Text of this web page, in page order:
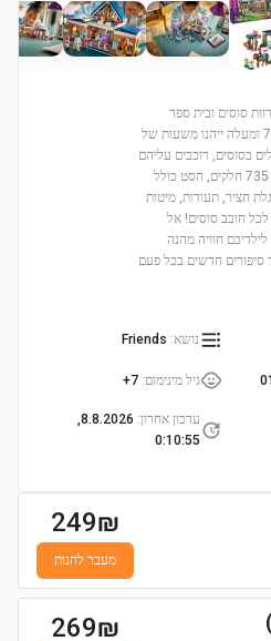
סוסים ובית ספר
לרכיבה (42688)! ילדים בגיל 7 ומעלה ייהנו משעות של
בסוסים, רוכבים עליהם
ומבצעים קפיצות מרהיבות. עם 735 חלקים, הסט כולל
חציר, תעודות, מיטות
לכל חובב סוסים! אל
חוויה מהנה
סיפורים חדשים בכל פעם
נושא:
Friends
גיל מינימום:
7+
עדכון אחרון:
8.8.2026,
0:10:55
249₪
מעבר לחנות
269₪